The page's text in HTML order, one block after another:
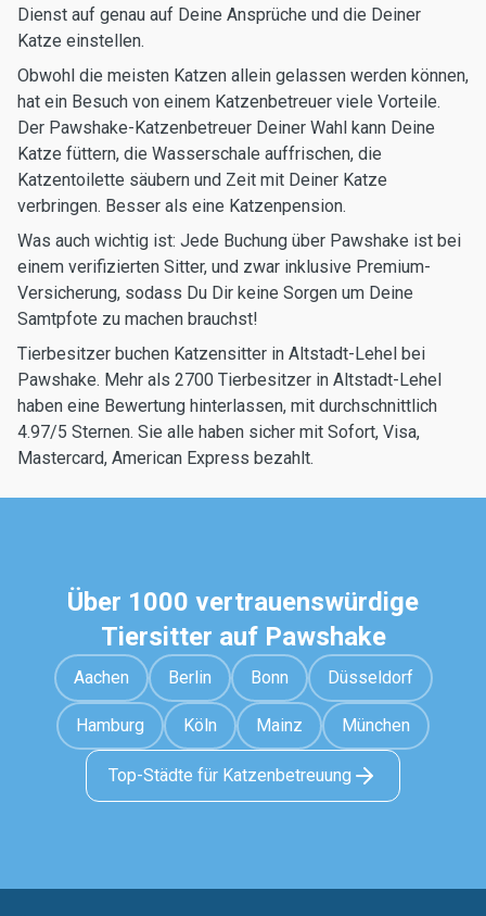
Dienst auf genau auf Deine Ansprüche und die Deiner
Katze einstellen.
Obwohl die meisten Katzen allein gelassen werden können,
hat ein Besuch von einem Katzenbetreuer viele Vorteile.
Der Pawshake-Katzenbetreuer Deiner Wahl kann Deine
Katze füttern, die Wasserschale auffrischen, die
Katzentoilette säubern und Zeit mit Deiner Katze
verbringen. Besser als eine Katzenpension.
Was auch wichtig ist: Jede Buchung über Pawshake ist bei
einem verifizierten Sitter, und zwar inklusive Premium-
Versicherung, sodass Du Dir keine Sorgen um Deine
Samtpfote zu machen brauchst!
Tierbesitzer buchen Katzensitter in Altstadt-Lehel bei
Pawshake. Mehr als 2700 Tierbesitzer in Altstadt-Lehel
haben eine Bewertung hinterlassen, mit durchschnittlich
4.97/5 Sternen. Sie alle haben sicher mit Sofort, Visa,
Mastercard, American Express bezahlt.
Über 1000 vertrauenswürdige
Tiersitter auf Pawshake
Aachen Berlin Bonn Düsseldorf
Hamburg Köln Mainz München
Top-Städte für Katzenbetreuung